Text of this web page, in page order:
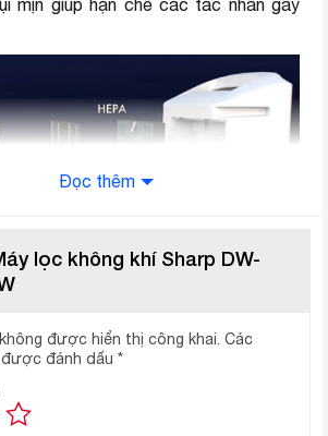
Khoá bảng điều khiển
Hong khô quần áo
Ngang 36 cm – Cao 56.5 cm –
Sâu 26 cm – Nặng 12.2 kg
mịn giúp hạn chế các tác nhân gây
chỉnh chế độ hoạt
với cảm biến độ ẩm
Đọc thêm
lọc không khí Sharp DW-
được hiển thị công khai. Các
đánh dấu *